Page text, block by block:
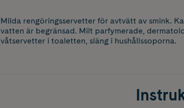
Milda rengöringsservetter för avtvätt av smink.
vatten är begränsad. Milt parfymerade,
våtservetter i toaletten, släng i hushållssoporna.